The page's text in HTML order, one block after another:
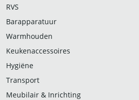
RVS
Barapparatuur
Warmhouden
Keukenaccessoires
Hygiëne
Transport
Meubilair & Inrichting